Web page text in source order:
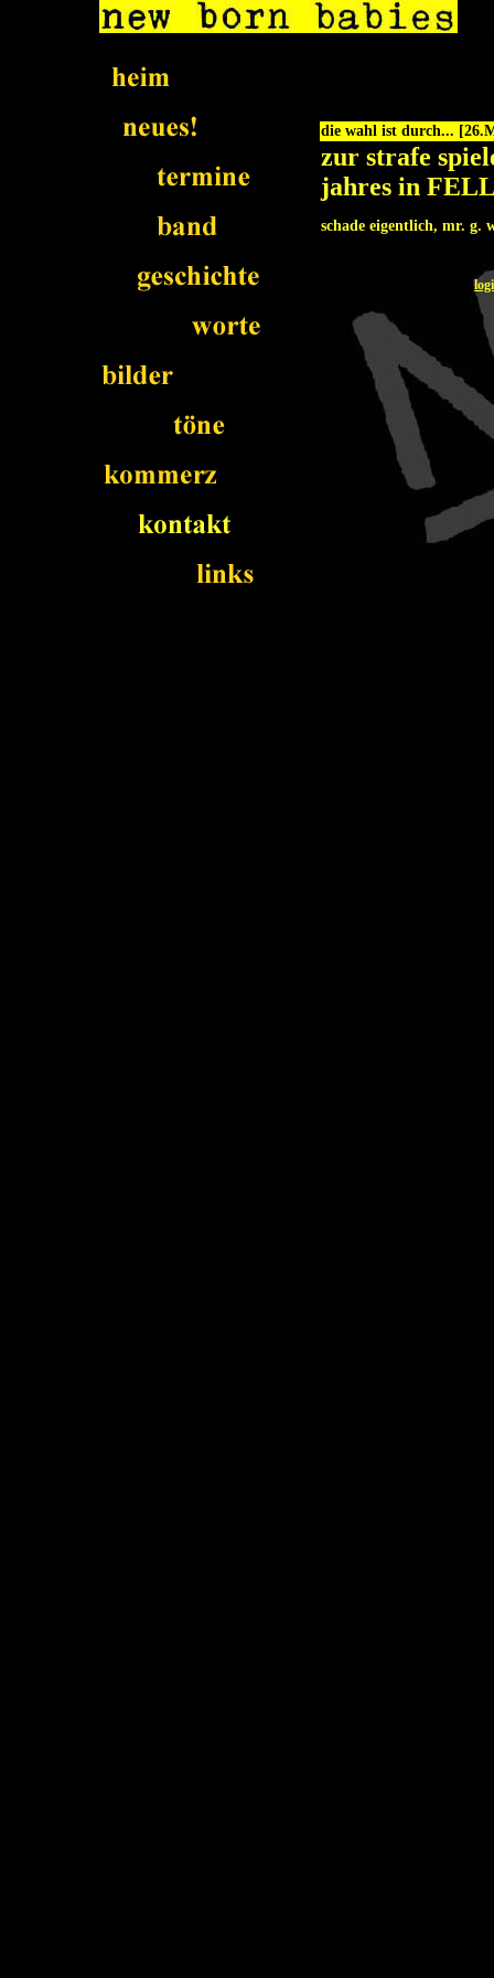
die wahl ist durch...
zur strafe
jahres in
schade eigentlich, mr. g.